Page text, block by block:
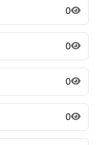
0
0
0
0